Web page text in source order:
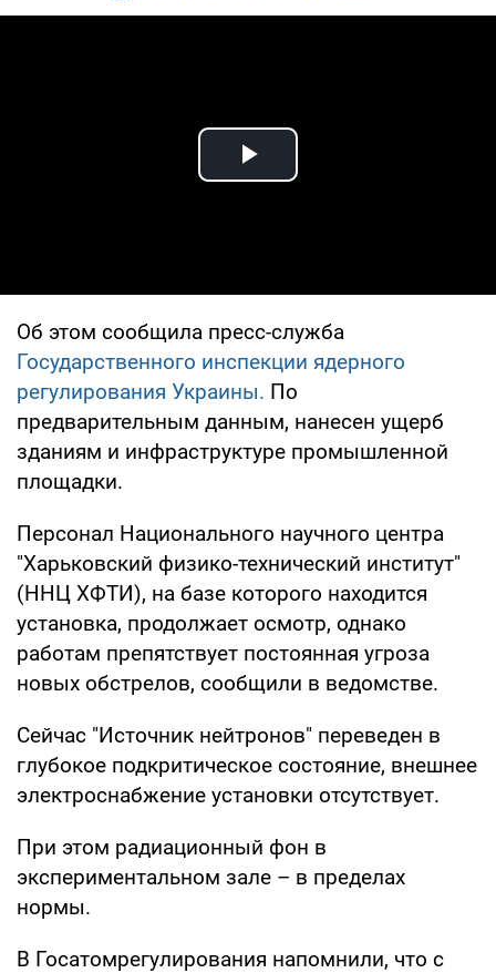
Play Video
Об этом сообщила пресс-служба
Государственного инспекции ядерного
регулирования Украины. По
предварительным данным, нанесен ущерб
зданиям и инфраструктуре промышленной
площадки.
Персонал Национального научного центра
"Харьковский физико-технический институт"
(ННЦ ХФТИ), на базе которого находится
установка, продолжает осмотр, однако
работам препятствует постоянная угроза
новых обстрелов, сообщили в ведомстве.
Сейчас "Источник нейтронов" переведен в
глубокое подкритическое состояние, внешнее
электроснабжение установки отсутствует.
При этом радиационный фон в
экспериментальном зале – в пределах
нормы.
В Госатомрегулирования напомнили, что с